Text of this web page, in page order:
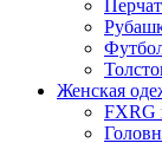
Женская
FXRG